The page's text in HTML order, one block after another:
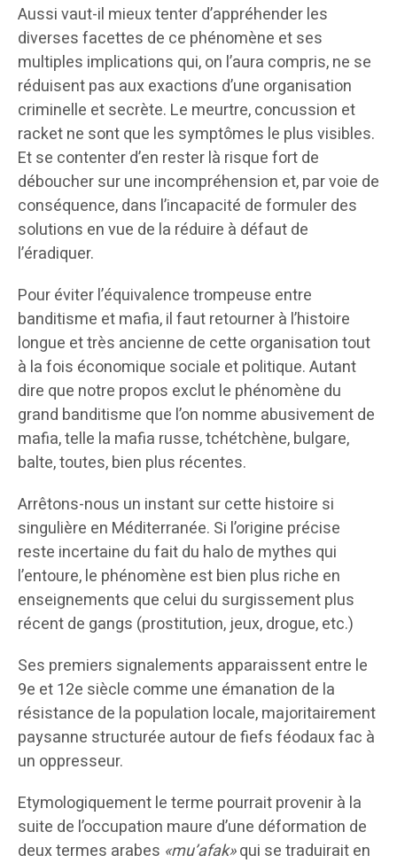
Aussi vaut-il mieux tenter d’appréhender les
diverses facettes de ce phénomène et ses
multiples implications qui, on l’aura compris, ne se
réduisent pas aux exactions d’une organisation
criminelle et secrète. Le meurtre, concussion et
racket ne sont que les symptômes le plus visibles.
Et se contenter d’en rester là risque fort de
déboucher sur une incompréhension et, par voie de
conséquence, dans l’incapacité de formuler des
solutions en vue de la réduire à défaut de
l’éradiquer.
Pour éviter l’équivalence trompeuse entre
banditisme et mafia, il faut retourner à l’histoire
longue et très ancienne de cette organisation tout
à la fois économique sociale et politique. Autant
dire que notre propos exclut le phénomène du
grand banditisme que l’on nomme abusivement de
mafia, telle la mafia russe, tchétchène, bulgare,
balte, toutes, bien plus récentes.
Arrêtons-nous un instant sur cette histoire si
singulière en Méditerranée. Si l’origine précise
reste incertaine du fait du halo de mythes qui
l’entoure, le phénomène est bien plus riche en
enseignements que celui du surgissement plus
récent de gangs (prostitution, jeux, drogue, etc.)
Ses premiers signalements apparaissent entre le
9e et 12e siècle comme une émanation de la
résistance de la population locale, majoritairement
paysanne structurée autour de fiefs féodaux fac à
un oppresseur.
Etymologiquement le terme pourrait provenir à la
suite de l’occupation maure d’une déformation de
deux termes arabes «mu’afak»qui se traduirait en